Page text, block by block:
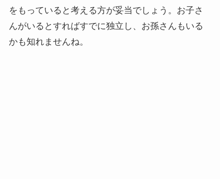
をもっていると考える方が妥当でしょう。お子さ
んがいるとすればすでに独立し、お孫さんもいる
かも知れませんね。